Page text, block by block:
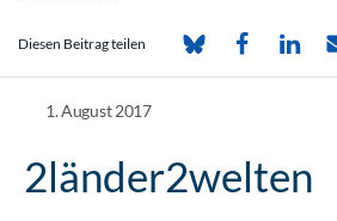
Diesen Beitrag teilen
1. August 2017
2länder2welten